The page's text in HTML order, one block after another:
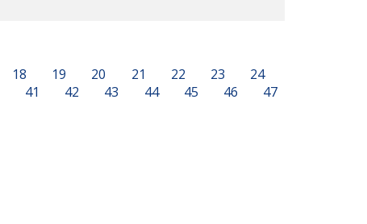
18 19 20 21 22 23
24
41 42 43 44 45 46
47